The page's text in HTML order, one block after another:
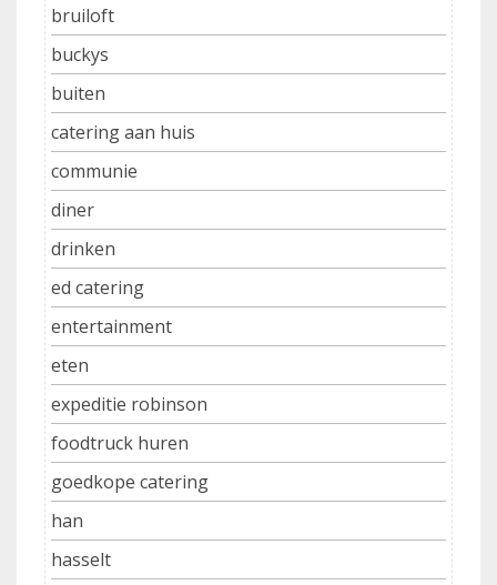
bruiloft
buckys
buiten
catering aan huis
communie
diner
drinken
ed catering
entertainment
eten
expeditie robinson
foodtruck huren
goedkope catering
han
hasselt